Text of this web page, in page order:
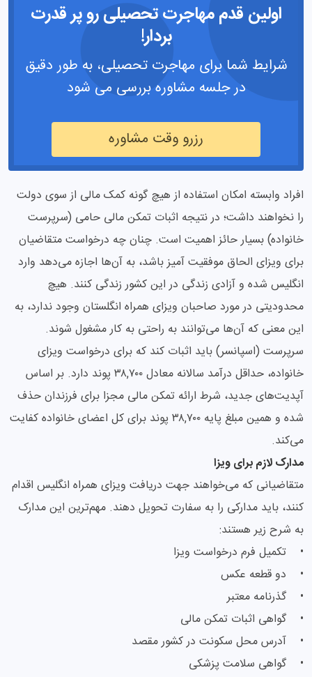
اولین قدم مهاجرت تحصیلی رو پر قدرت
بردار!
شرایط شما برای مهاجرت تحصیلی، به طور دقیق
در جلسه مشاوره بررسی می شود
رزرو وقت مشاوره
افراد وابسته امکان استفاده از هیچ گونه کمک مالی از سوی دولت
را نخواهند داشت؛ در نتیجه اثبات تمکن مالی حامی (سرپرست
خانواده) بسیار حائز اهمیت است. چنان چه درخواست متقاضیان
برای ویزای الحاق موفقیت آمیز باشد، به آن‌ها اجازه می‌دهد وارد
انگلیس شده و آزادی زندگی در این کشور زندگی کنند. هیچ
محدودیتی در مورد صاحبان ویزای همراه انگلستان وجود ندارد، به
این معنی که آن‌ها می‌توانند به راحتی به کار مشغول شوند.
سرپرست (اسپانسر) باید اثبات کند که برای درخواست ویزای
خانواده، حداقل درآمد سالانه معادل ۳۸,۷۰۰ پوند دارد. بر اساس
آپدیت‌های جدید، شرط ارائه تمکن مالی مجزا برای فرزندان حذف
شده و همین مبلغ پایه ۳۸,۷۰۰ پوند برای کل اعضای خانواده کفایت
می‌کند.
مدارک لازم برای ویزا
متقاضیانی که می‌خواهند جهت دریافت ویزای همراه انگلیس اقدام
کنند، باید مدارکی را به سفارت تحویل دهند. مهم‌ترین این مدارک
به شرح زیر هستند:
• تکمیل فرم درخواست ویزا
• دو قطعه عکس
• گذرنامه معتبر
• گواهی اثبات تمکن مالی
• آدرس محل سکونت در کشور مقصد
• گواهی سلامت پزشکی